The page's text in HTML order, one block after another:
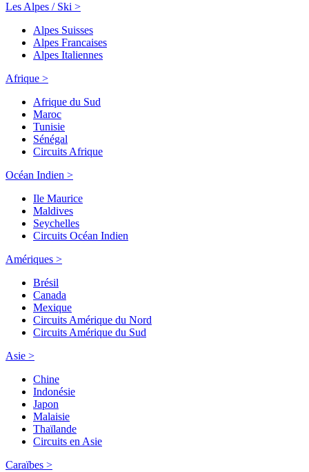
Les Alpes / Ski >
Alpes Suisses
Alpes Francaises
Alpes Italiennes
Afrique >
Afrique du Sud
Maroc
Tunisie
Sénégal
Circuits Afrique
Océan Indien >
Ile Maurice
Maldives
Seychelles
Circuits Océan Indien
Amériques >
Brésil
Canada
Mexique
Circuits Amérique du Nord
Circuits Amérique du Sud
Asie >
Chine
Indonésie
Japon
Malaisie
Thaïlande
Circuits en Asie
Caraïbes >